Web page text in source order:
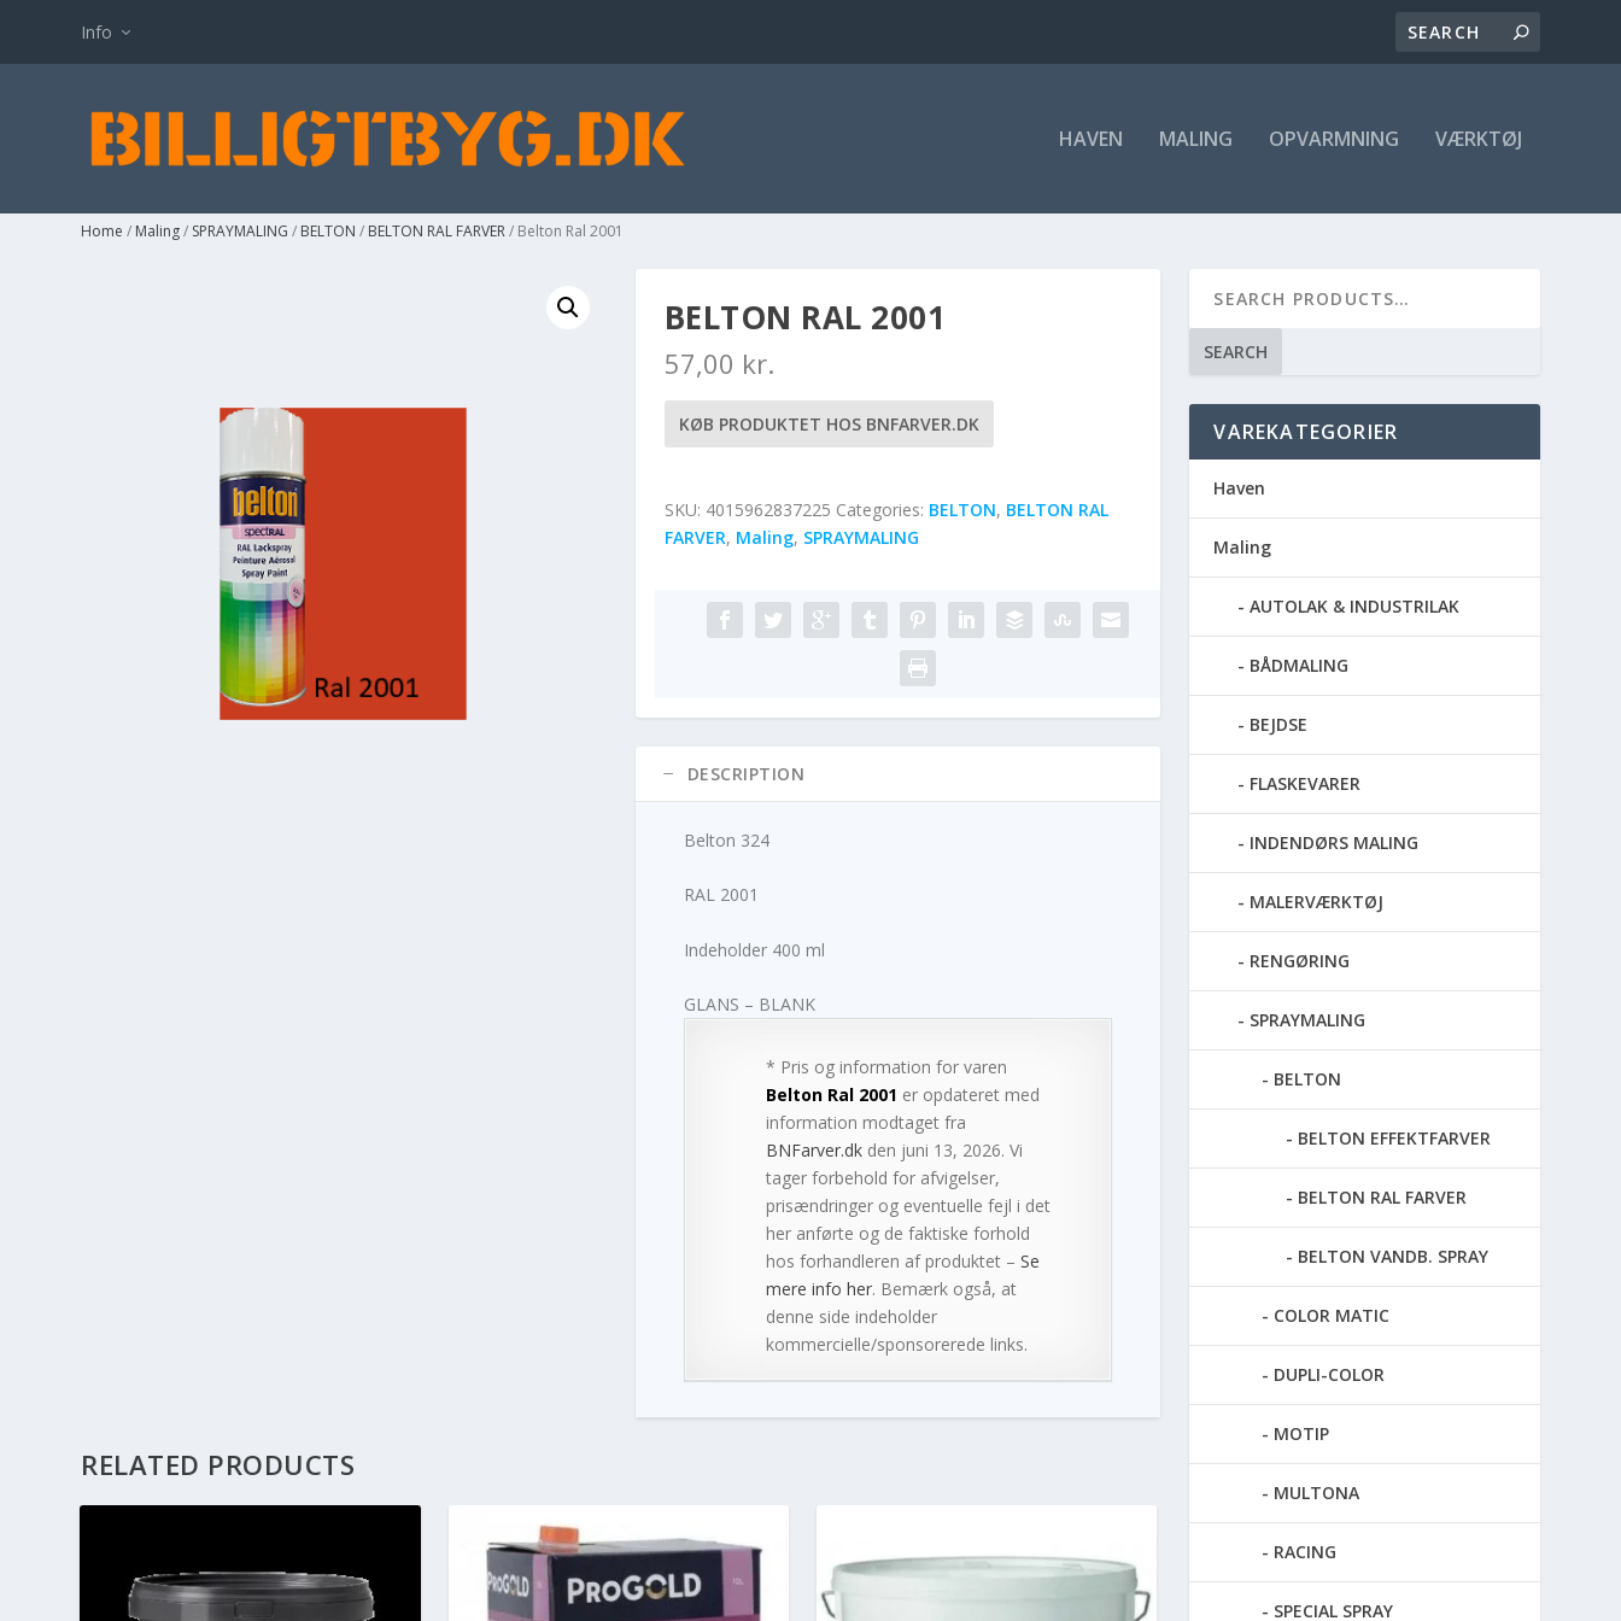
Info
HAVEN MALING OPVARMNING VÆRKTØJ
Home / Maling/ SPRAYMALING / BELTON / BELTON RAL FARVER/ Belton Ral 2001
BELTON RAL 2001
57,00 kr.
KØB PRODUKTET HOS BNFARVER.DK
SKU: 4015962837225 Categories: BELTON, BELTON RAL
FARVER, Maling, SPRAYMALING
DESCRIPTION
Belton 324
RAL 2001
Indeholder 400 ml
GLANS – BLANK
* Pris og information for varen
Belton Ral 2001 er opdateret med
information modtaget fra
BNFarver.dkden juni 13, 2026. Vi
tager forbehold for afvigelser,
prisændringer og eventuelle fejl i det
her anførte og de faktiske forhold
hos forhandleren af produktet – Se
mere info her. Bemærk også, at
denne side indeholder
kommercielle/sponsorerede links.
RELATED PRODUCTS
SEARCH
VAREKATEGORIER
Haven
Maling
AUTOLAK & INDUSTRILAK
BÅDMALING
BEJDSE
FLASKEVARER
INDENDØRS MALING
MALERVÆRKTØJ
RENGØRING
SPRAYMALING
BELTON
BELTON EFFEKTFARVER
BELTON RAL FARVER
BELTON VANDB. SPRAY
COLOR MATIC
DUPLI-COLOR
MOTIP
MULTONA
RACING
SPECIAL SPRAY